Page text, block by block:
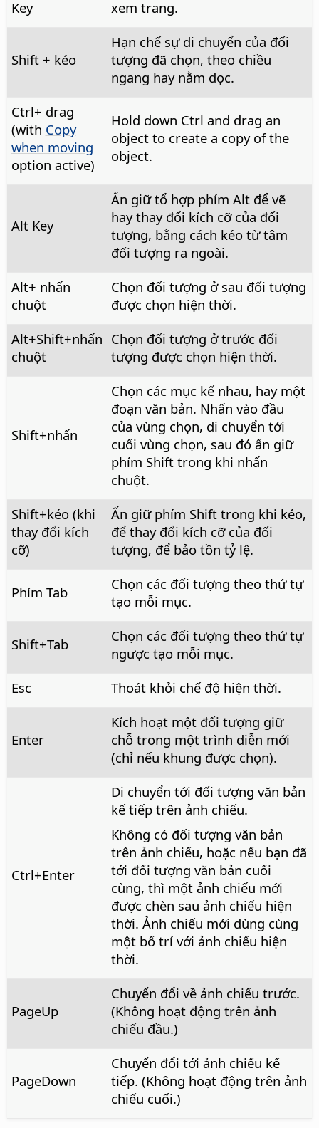
Key xem trang.
Shift + kéo
Hạn chế sự di chuyển của đối
tượng đã chọn, theo chiều
ngang hay nằm dọc.
Ctrl+ drag
(with Copy
when moving
option active)
Hold down Ctrl and drag an
object to create a copy of the
object.
AltKey
Ấn giữ tổ hợp phím Altđể vẽ
hay thay đổi kích cỡ của đối
tượng, bằng cách kéo từ tâm
đối tượng ra ngoài.
Alt+ nhấn
chuột
Chọn đối tượng ở sau đối tượng
được chọn hiện thời.
Alt+Shift+nhấn
chuột
Chọn đối tượng ở trước đối
tượng được chọn hiện thời.
Shift+nhấn
Chọn các mục kế nhau, hay một
đoạn văn bản. Nhấn vào đầu
của vùng chọn, di chuyển tới
cuối vùng chọn, sau đó ấn giữ
phím Shift trong khi nhấn
chuột.
Shift+kéo (khi
thay đổi kích
cỡ)
Ấn giữ phím Shift trong khi kéo,
để thay đổi kích cỡ của đối
tượng, để bảo tồn tỷ lệ.
Phím Tab
Chọn các đối tượng theo thứ tự
tạo mỗi mục.
Shift+Tab
Chọn các đối tượng theo thứ tự
ngược tạo mỗi mục.
Esc
Thoát khỏi chế độ hiện thời.
Enter
Kích hoạt một đối tượng giữ
chỗ trong một trình diễn mới
(chỉ nếu khung được chọn).
Ctrl+Enter
Di chuyển tới đối tượng văn bản
kế tiếp trên ảnh chiếu.
Không có đối tượng văn bản
trên ảnh chiếu, hoặc nếu bạn đã
tới đối tượng văn bản cuối
cùng, thì một ảnh chiếu mới
được chèn sau ảnh chiếu hiện
thời. Ảnh chiếu mới dùng cùng
một bố trí với ảnh chiếu hiện
thời.
PageUp
Chuyển đổi về ảnh chiếu trước.
(Không hoạt động trên ảnh
chiếu đầu.)
PageDown
Chuyển đổi tới ảnh chiếu kế
tiếp. (Không hoạt động trên ảnh
chiếu cuối.)